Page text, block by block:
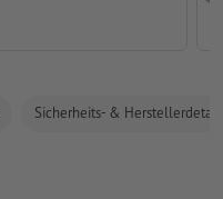
Sicherheits- &